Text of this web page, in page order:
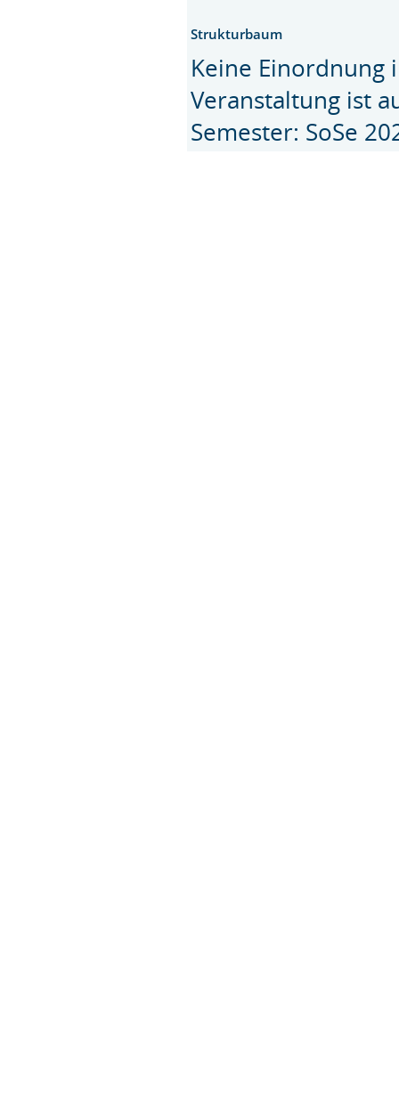
Strukturbaum
Keine Einordnung
Veranstaltung ist
Semester: SoSe